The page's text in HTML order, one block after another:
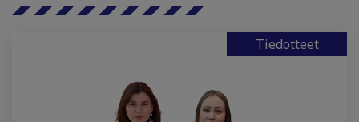
Tiedotteet